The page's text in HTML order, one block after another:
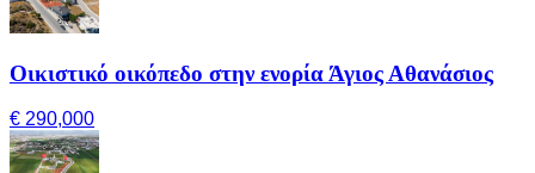
Οικιστικό οικόπεδο στην ενορία Άγιος Αθανάσιος
€ 290,000